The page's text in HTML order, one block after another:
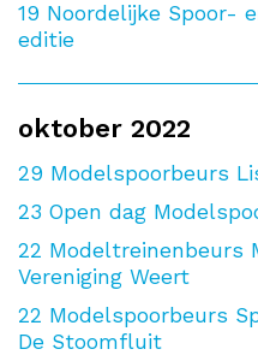
19 Noordelijke Spoor-
editie
oktober 2022
29 Modelspoorbeurs
23 Open dag
22 Modeltreinenbeurs
Vereniging Weert
22 Modelspoorbeurs
De Stoomfluit